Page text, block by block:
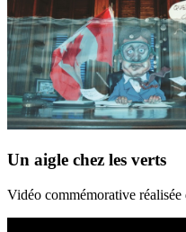
Un aigle chez les verts
Vidéo commémorative